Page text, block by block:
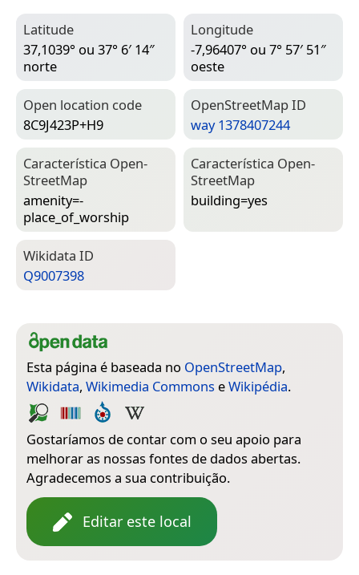
Latitude
37,1039° ou 37° 6′ 14″
norte
Longitude
-7,96407° ou 7° 57′ 51″
oeste
Open location code
8C9J423P+H9
Open­Street­Map ID
way 1378407244
Característica Open­
Street­Map
amenity=­
place_of_worship
Característica Open­
Street­Map
building=­yes
Wiki­data ID
Q9007398
Esta página é baseada no OpenStreetMap,
Wikidata, Wikimedia Commons eWikipédia.
Gostaríamos de contar com o seu apoio para
melhorar as nossas fontes de dados abertas.
Agradecemos a sua contribuição.
Editar este local